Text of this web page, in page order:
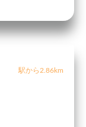
駅から2.86km